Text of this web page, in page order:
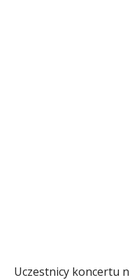
Uczestnicy koncertu